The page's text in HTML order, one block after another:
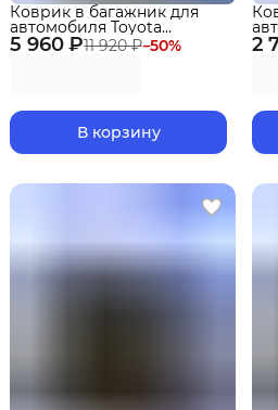
5 960 ₽11 920 ₽−50%
Коврик в багажник для
автомобиля Toyota
Highlander IV (XU70)(2019-
2026) сложен.3 ряд.EVA 3D
В корзину
2